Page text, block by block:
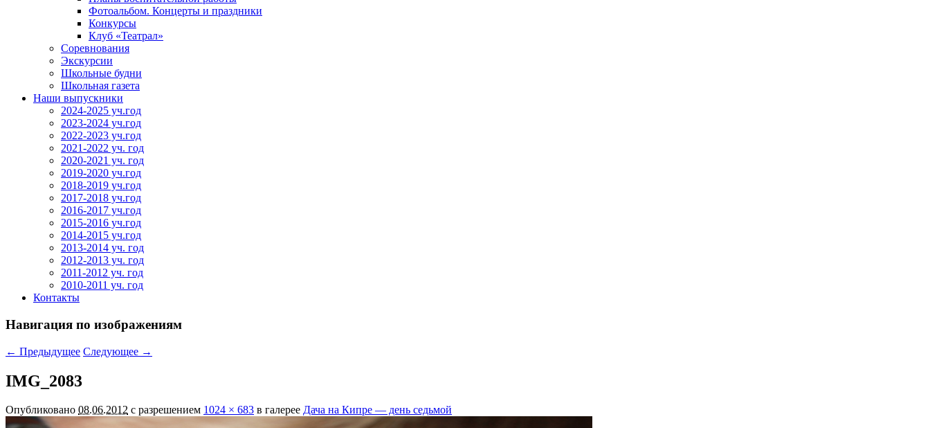
Фотоальбом. Концерты и праздники
Конкурсы
Клуб «Театрал»
Соревнования
Экскурсии
Школьные будни
Школьная газета
Наши выпускники
2024-2025 уч.год
2023-2024 уч.год
2022-2023 уч.год
2021-2022 уч. год
2020-2021 уч. год
2019-2020 уч.год
2018-2019 уч.год
2017-2018 уч.год
2016-2017 уч.год
2015-2016 уч.год
2014-2015 уч.год
2013-2014 уч. год
2012-2013 уч. год
2011-2012 уч. год
2010-2011 уч. год
Контакты
Навигация по изображениям
← Предыдущее Следующее →
IMG_2083
Опубликовано 08.06.2012 с разрешением 1024 × 683 в галерее Дача на Кипре — день седьмой